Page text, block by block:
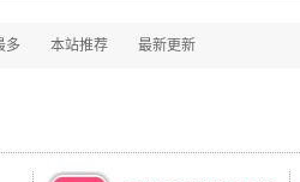
多 本站推荐 最新更新